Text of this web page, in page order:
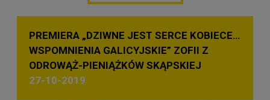
PREMIERA „DZIWNE JEST SERCE KOBIECE…
WSPOMNIENIA GALICYJSKIE” ZOFII Z
ODROWĄŻ-PIENIĄŻKÓW SKĄPSKIEJ
27-10-2019